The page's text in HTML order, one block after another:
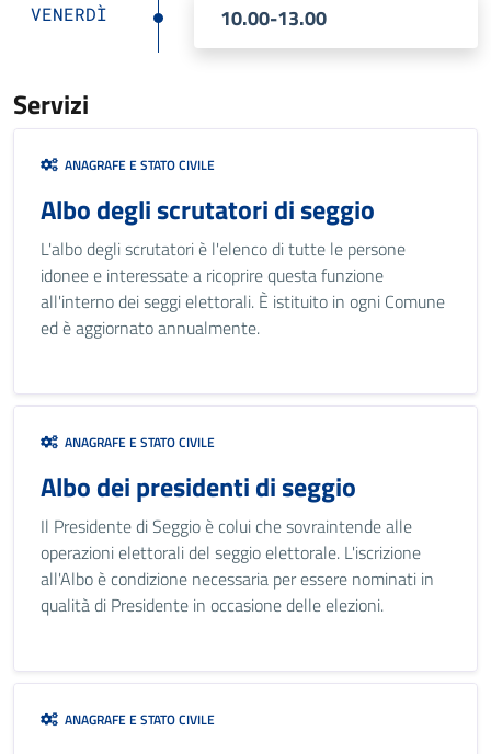
VENERDÌ 10.00-13.00
Servizi
ANAGRAFE E STATO CIVILE
Albo degli scrutatori di seggio
L'albo degli scrutatori è l'elenco di tutte le persone
idonee e interessate a ricoprire questa funzione
all'interno dei seggi elettorali. È istituito in ogni Comune
ed è aggiornato annualmente.
ANAGRAFE E STATO CIVILE
Albo dei presidenti di seggio
Il Presidente di Seggio è colui che sovraintende alle
operazioni elettorali del seggio elettorale. L'iscrizione
all'Albo è condizione necessaria per essere nominati in
qualità di Presidente in occasione delle elezioni.
ANAGRAFE E STATO CIVILE